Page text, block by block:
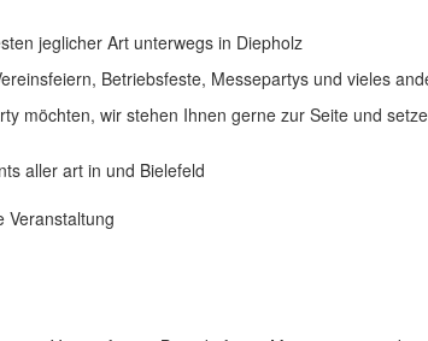
Veranstaltung
jeglicher Art unterwegs in Diepholz
möchten, wir stehen Ihnen gerne zur Seite und